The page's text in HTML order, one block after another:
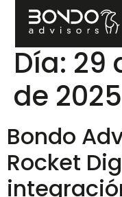
Día: 29
de 2025
Bondo
Rocket